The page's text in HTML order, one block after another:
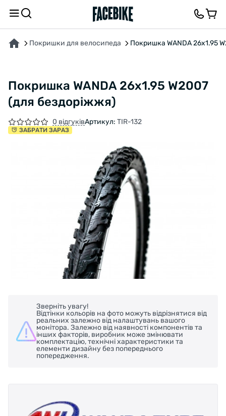
Покришки для велосипеда Покришка WANDA 26x1.95
Покришка WANDA 26x1.95 W2007
(для бездоріжжя)
0 відгуківАртикул: TIR-132
ЗАБРАТИ ЗАРАЗ
Зверніть увагу!
Відтінки кольорів на фото можуть відрізнятися від
реальних залежно від налаштувань вашого
монітора. Залежно від наявності компонентів та
інших факторів, виробник може змінювати
комплектацію, технічні характеристики та
елементи дизайну без попереднього
попередження.
ПРО ТОВАР ХАРАКТЕРИСТИКИОПИС ВІДГУКИ ТА ЗАПИТАННЯ